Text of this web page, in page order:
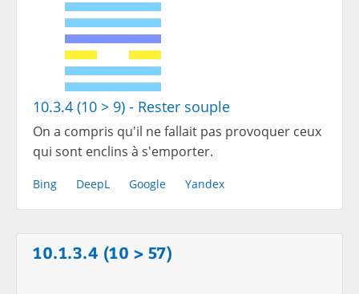
10.3.4 (10 > 9) - Rester souple
On a compris qu'il ne fallait pas provoquer ceux
qui sont enclins à s'emporter.
Bing DeepL Google Yandex
10.1.3.4 (10 > 57)